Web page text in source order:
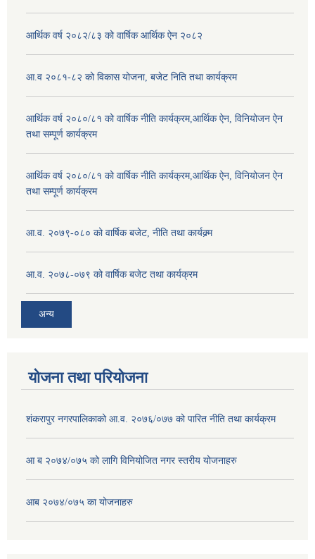
आर्थिक वर्ष २०८२/८३ को वार्षिक आर्थिक ऐन २०८२
आ.व २०८१-८२ को विकास योजना, बजेट निति तथा कार्यक्रम
आर्थिक वर्ष २०८०/८१ को वार्षिक नीति कार्यक्रम,आर्थिक ऐन, विनियोजन ऐन
तथा सम्पूर्ण कार्यक्रम
आर्थिक वर्ष २०८०/८१ को वार्षिक नीति कार्यक्रम,आर्थिक ऐन, विनियोजन ऐन
तथा सम्पूर्ण कार्यक्रम
आ.व. २०७९-०८० को वार्षिक बजेट, नीति तथा कार्यक्र्म
आ.व. २०७८-०७९ को वार्षिक बजेट तथा कार्यक्रम
अन्य
योजना तथा परियोजना
शंकरापुर नगरपालिकाको आ.व. २०७६/०७७ को पारित नीति तथा कार्यक्रम
आ ब २०७४/०७५ को लागि विनियोजित नगर स्तरीय योजनाहरु
आब २०७४/०७५ का योजनाहरु